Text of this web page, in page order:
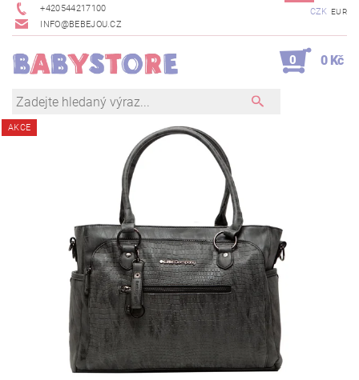
+420544217100
INFO@BEBEJOU.CZ
CZK EUR
0 0 Kč
AKCE